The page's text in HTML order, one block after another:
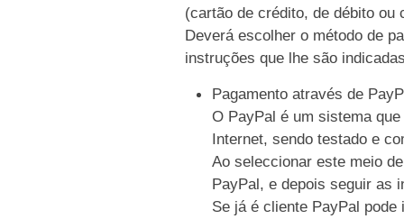
(cartão de crédito, de débito ou
Deverá escolher o método de
instruções que lhe são
Pagamento através de
O PayPal é um sistema
Internet, sendo testado e
Ao seleccionar este meio
PayPal, e depois seguir as
Se já é cliente PayPal